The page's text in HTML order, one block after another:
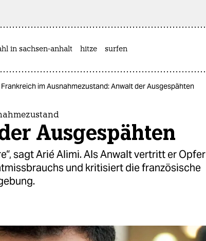
in sachsen-anhalt hitze surfen
Frankreich im Ausnahmezustand: Anwalt der Ausgespähten
Ausgespähten
sagt Arié Alimi. Als Anwalt vertritt er Opfer
und kritisiert die französische